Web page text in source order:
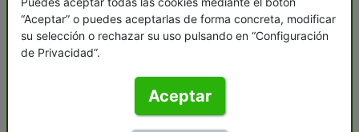
climática de las comunidades autónomas y de
varios Ministerios sitúa a España a la cola de la
reducción de emisiones en la Unión Europea.
Según este análisis, de las 17 comunidades
autónomas, 15 cuentan con planes climáticos
que no evitarían un calentamiento superior al
“Aceptar” o puedes aceptarlas de forma concreta, modificar
su selección o rechazar su uso pulsando en “Configuración
de Privacidad”.
Aceptar